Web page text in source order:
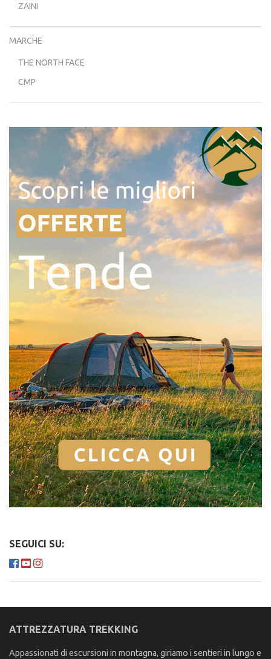
ZAINI
MARCHE
THE NORTH FACE
CMP
SEGUICI SU:
ATTREZZATURA TREKKING
Appassionati di escursioni in montagna, giriamo i sentieri in lungo e